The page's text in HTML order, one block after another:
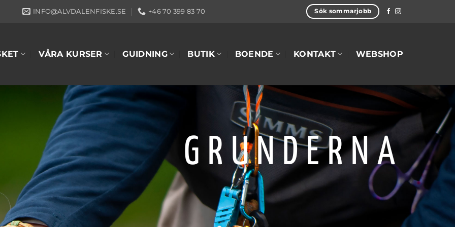
INFO@ALVDALENFISKE.SE +46 70 399 83 70 Sök sommarjobb
VÅRA KURSER GUIDNING BUTIK BOENDE KONTAKT WEBSHOP
GRUNDERNA